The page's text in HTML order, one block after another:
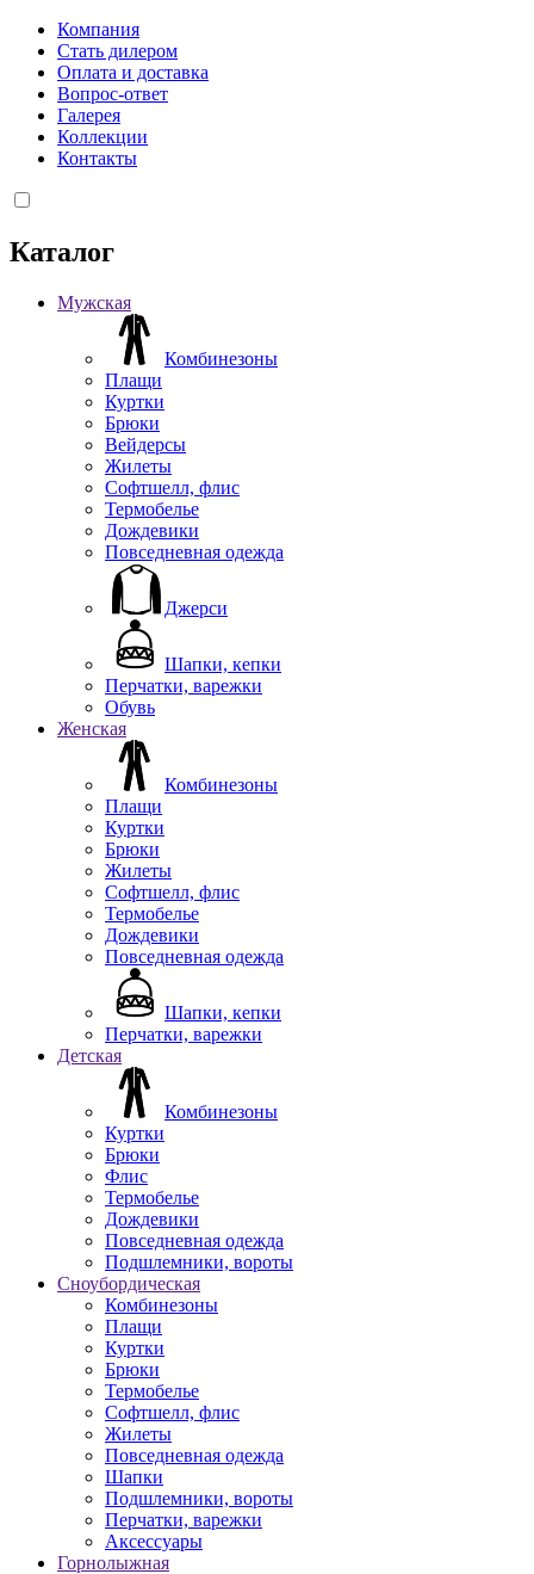
Компания
Стать дилером
Оплата и доставка
Вопрос-ответ
Галерея
Коллекции
Контакты
Каталог
Мужская
Комбинезоны
Плащи
Куртки
Брюки
Вейдерсы
Жилеты
Софтшелл, флис
Термобелье
Дождевики
Повседневная одежда
Джерси
Шапки, кепки
Перчатки, варежки
Обувь
Женская
Комбинезоны
Плащи
Куртки
Брюки
Жилеты
Софтшелл, флис
Термобелье
Дождевики
Повседневная одежда
Шапки, кепки
Перчатки, варежки
Детская
Комбинезоны
Куртки
Брюки
Флис
Термобелье
Дождевики
Повседневная одежда
Подшлемники, вороты
Сноубордическая
Комбинезоны
Плащи
Куртки
Брюки
Термобелье
Софтшелл, флис
Жилеты
Повседневная одежда
Шапки
Подшлемники, вороты
Перчатки, варежки
Аксессуары
Горнолыжная